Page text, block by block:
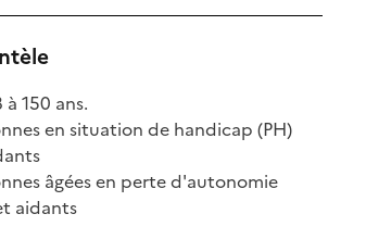
à 150 ans.
en situation de handicap (PH)
âgées en perte d'autonomie
aidants